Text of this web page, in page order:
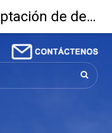
Política para la aceptación de denuncias